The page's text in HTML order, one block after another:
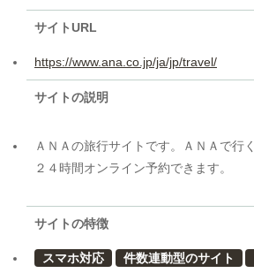
サイトURL
https://www.ana.co.jp/ja/jp/travel/
サイトの説明
ＡＮＡの旅行サイトです。ＡＮＡで行
２４時間オンライン予約できます。
サイトの特徴
スマホ対応 件数連動型のサイト